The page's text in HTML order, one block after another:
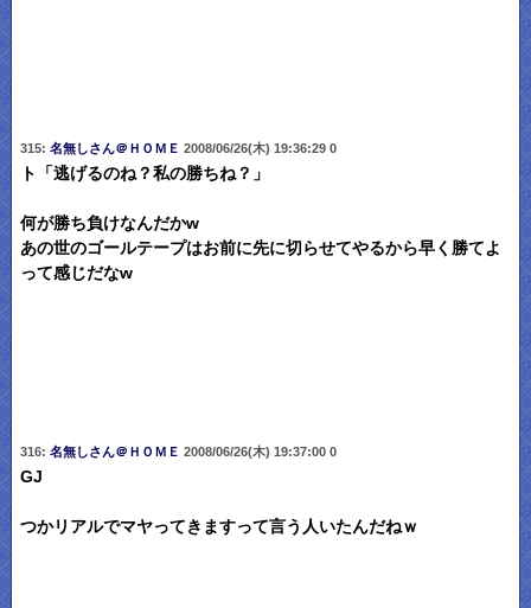
315: 名無しさん＠ＨＯＭＥ 2008/06/26(木) 19:36:29 0
ト「逃げるのね？私の勝ちね？」
何が勝ち負けなんだかw
あの世のゴールテープはお前に先に切らせてやるから早く勝てよ
って感じだなw
316: 名無しさん＠ＨＯＭＥ 2008/06/26(木) 19:37:00 0
GJ
つかリアルでマヤってきますって言う人いたんだねｗ